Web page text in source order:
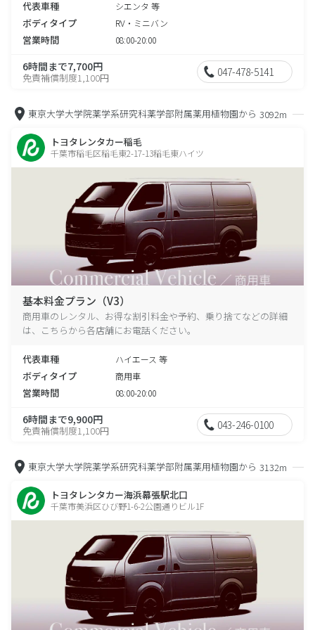
代表車種 シエンタ 等
ボディタイプ RV・ミニバン
営業時間 08:00-20:00
6時間まで7,700円
免責補償制度1,100円 047-478-5141
東京大学大学院薬学系研究科薬学部附属薬用植物園から 3092m
トヨタレンタカー稲毛
千葉市稲毛区稲毛東2-17-13稲毛東ハイツ
基本料金プラン（V3）
商用車のレンタル、お得な割引料金や予約、乗り捨てなどの詳細
は、こちらから各店舗にお電話ください。
代表車種 ハイエース 等
ボディタイプ 商用車
営業時間 08:00-20:00
6時間まで9,900円
免責補償制度1,100円 043-246-0100
東京大学大学院薬学系研究科薬学部附属薬用植物園から 3132m
トヨタレンタカー海浜幕張駅北口
千葉市美浜区ひび野1-6-2公園通りビル1F